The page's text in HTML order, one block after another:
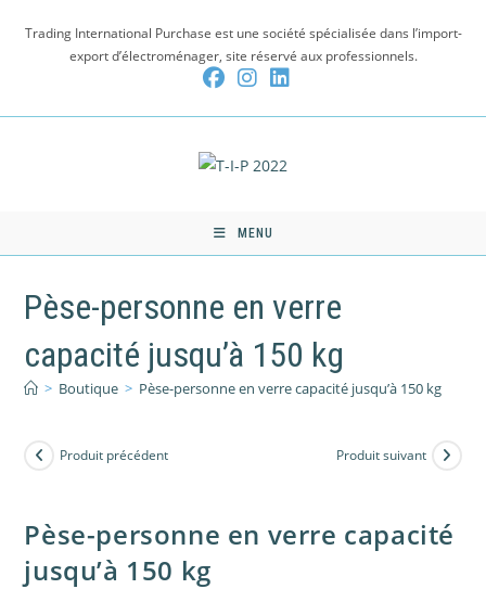
Trading International Purchase est une société spécialisée dans l’import-
export d’électroménager, site réservé aux professionnels.
MENU
Pèse-personne en verre
capacité jusqu’à 150 kg
> Boutique > Pèse-personne en verre capacité jusqu’à 150 kg
Produit précédent Produit suivant
Pèse-personne en verre capacité
jusqu’à 150 kg